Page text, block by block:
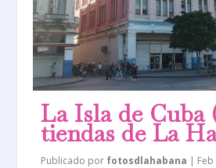
La Isla de Cuba
tiendas de La
Publicado por fotosdlahabana | Feb